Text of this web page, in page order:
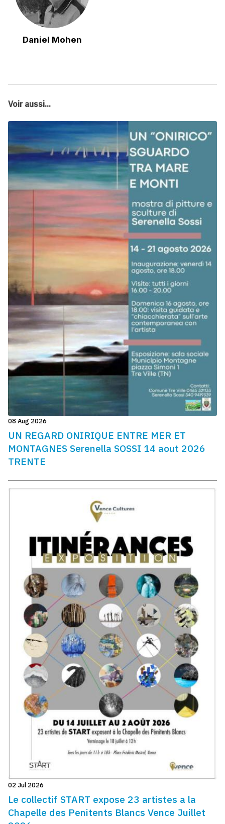
Daniel Mohen
Voir aussi...
08 Aug 2026
UN REGARD ONIRIQUE ENTRE MER ET
MONTAGNES Serenella SOSSI 14 aout 2026
TRENTE
02 Jul 2026
Le collectif START expose 23 artistes a la
Chapelle des Penitents Blancs Vence Juillet